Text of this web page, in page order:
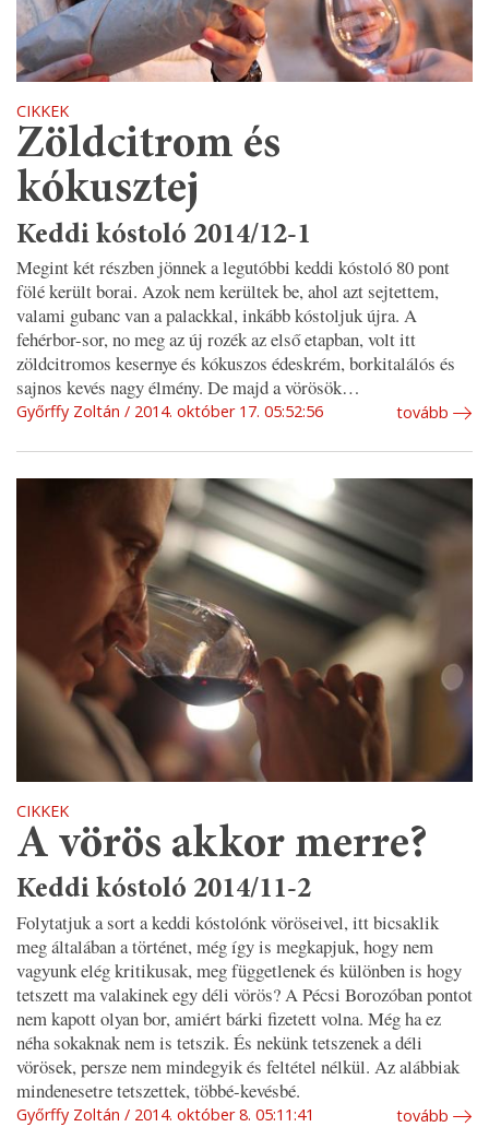
CIKKEK
Zöldcitrom és
kókusztej
Keddi kóstoló 2014/12-1
Megint két részben jönnek a legutóbbi keddi kóstoló 80 pont
fölé került borai. Azok nem kerültek be, ahol azt sejtettem,
valami gubanc van a palackkal, inkább kóstoljuk újra. A
fehérbor-sor, no meg az új rozék az első etapban, volt itt
zöldcitromos kesernye és kókuszos édeskrém, borkitalálós és
sajnos kevés nagy élmény. De majd a vörösök…
Győrffy Zoltán 2014. október 17. 05:52:56 tovább
CIKKEK
A vörös akkor merre?
Keddi kóstoló 2014/11-2
Folytatjuk a sort a keddi kóstolónk vöröseivel, itt bicsaklik
meg általában a történet, még így is megkapjuk, hogy nem
vagyunk elég kritikusak, meg függetlenek és különben is hogy
tetszett ma valakinek egy déli vörös? A Pécsi Borozóban pontot
nem kapott olyan bor, amiért bárki fizetett volna. Még ha ez
néha sokaknak nem is tetszik. És nekünk tetszenek a déli
vörösek, persze nem mindegyik és feltétel nélkül. Az alábbiak
mindenesetre tetszettek, többé-kevésbé.
Győrffy Zoltán 2014. október 8. 05:11:41 tovább